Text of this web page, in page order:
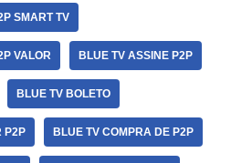
SMART TV
VALOR BLUE TV ASSINE P2P
BLUE TV BOLETO
P2P BLUE TV COMPRA DE P2P